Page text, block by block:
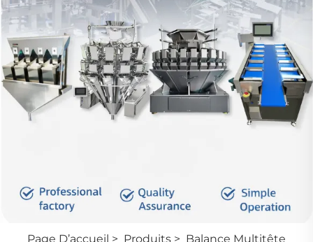
Page D’accueil > Produits > Balance Multitête